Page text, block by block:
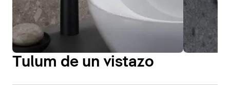
Tulum de un vistazo